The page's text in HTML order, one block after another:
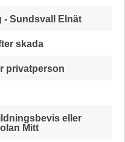
- Sundsvall Elnät
skada
privatperson
eller
Mitt